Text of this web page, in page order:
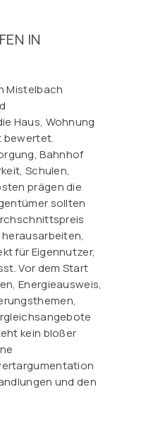
IN
Mistelbach
Haus, Wohnung
bewertet.
Bahnhof
Schulen,
prägen die
sollten
für Eigennutzer,
Vor dem Start
Energieausweis,
kein bloßer
und den